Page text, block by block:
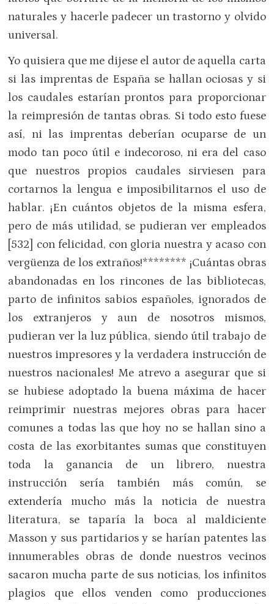
naturales y hacerle padecer un trastorno y olvido
universal.
Yo quisiera que me dijese el autor de aquella carta
si las imprentas de España se hallan ociosas y si
los caudales estarían prontos para proporcionar
la reimpresión de tantas obras. Si todo esto fuese
así, ni las imprentas deberían ocuparse de un
modo tan poco útil e indecoroso, ni era del caso
que nuestros propios caudales sirviesen para
cortarnos la lengua e imposibilitarnos el uso de
hablar. ¡En cuántos objetos de la misma esfera,
pero de más utilidad, se pudieran ver empleados
[532] con felicidad, con gloria nuestra y acaso con
vergüenza de los extraños!******** ¡Cuántas obras
abandonadas en los rincones de las bibliotecas,
parto de infinitos sabios españoles, ignorados de
los extranjeros y aun de nosotros mismos,
pudieran ver la luz pública, siendo útil trabajo de
nuestros impresores y la verdadera instrucción de
nuestros nacionales! Me atrevo a asegurar que si
se hubiese adoptado la buena máxima de hacer
reimprimir nuestras mejores obras para hacer
comunes a todas las que hoy no se hallan sino a
costa de las exorbitantes sumas que constituyen
toda la ganancia de un librero, nuestra
instrucción sería también más común, se
extendería mucho más la noticia de nuestra
literatura, se taparía la boca al maldiciente
Masson y sus partidarios y se harían patentes las
innumerables obras de donde nuestros vecinos
sacaron mucha parte de sus noticias, los infinitos
plagios que ellos venden como producciones